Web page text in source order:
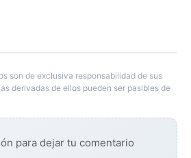
son de exclusiva responsabilidad de sus
derivadas de ellos pueden ser pasibles de
para dejar tu comentario